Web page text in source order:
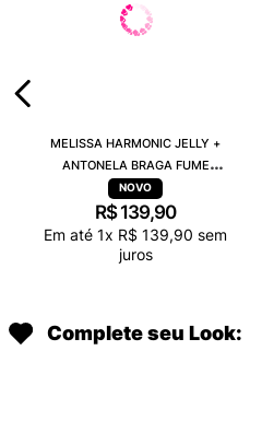
MELISSA HARMONIC JELLY +
ANTONELA BRAGA FUME
TRANSPARENTE 38263
R$ 139,90
Em até 1x R$ 139,90 sem
juros
Complete seu Look: